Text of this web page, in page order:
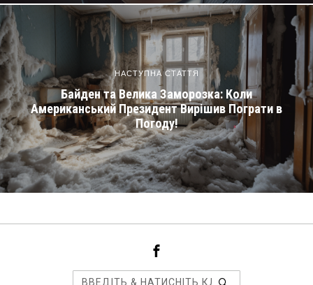
НАСТУПНА СТАТТЯ
Байден та Велика Заморозка: Коли
Американський Президент Вирішив Пограти в
Погоду!